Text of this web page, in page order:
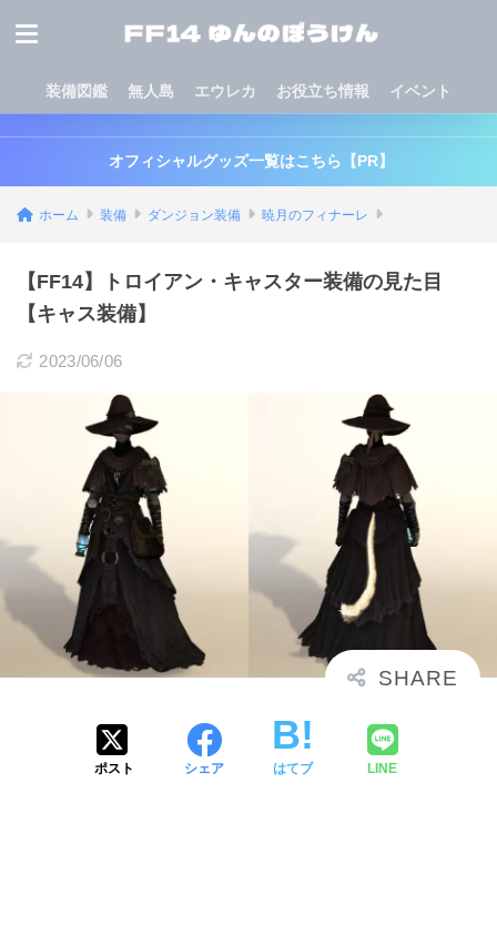
装備図鑑 無人島 エウレカ お役立ち情報 イベント
オフィシャルグッズ一覧はこちら【PR】
ホーム 装備 ダンジョン装備 暁月のフィナーレ
【FF14】トロイアン・キャスター装備の見た目
【キャス装備】
2023/06/06
ポスト シェア はてブ LINE